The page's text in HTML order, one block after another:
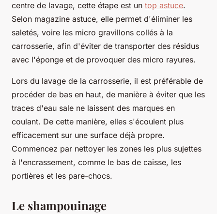
centre de lavage, cette étape est un top astuce.
Selon magazine astuce, elle permet d'éliminer les
saletés, voire les micro gravillons collés à la
carrosserie, afin d'éviter de transporter des résidus
avec l'éponge et de provoquer des micro rayures.
Lors du lavage de la carrosserie, il est préférable de
procéder de bas en haut, de manière à éviter que les
traces d'eau sale ne laissent des marques en
coulant. De cette manière, elles s'écoulent plus
efficacement sur une surface déjà propre.
Commencez par nettoyer les zones les plus sujettes
à l'encrassement, comme le bas de caisse, les
portières et les pare-chocs.
Le shampouinage